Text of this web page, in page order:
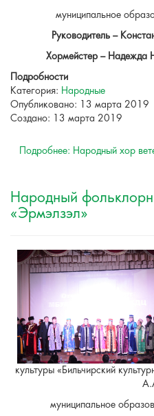
муниципальное
Руководитель –
Хормейстер – Надежда
Подробности
Категория: Народные
Опубликовано: 13 марта 2019
Создано: 13 марта 2019
Подробнее: Народный хор
Народный
«Эрмэлзэл»
культуры «Бильчирский
муниципальное